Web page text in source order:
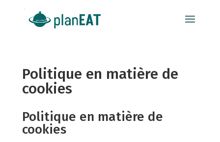
Politique en matière de
cookies
Politique en matière de
cookies